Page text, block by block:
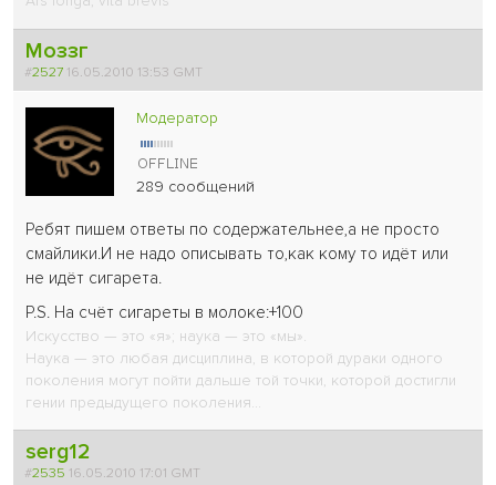
Моззг
#2527 16.05.2010 13:53 GMT
Модератор
289 сообщений
Ребят пишем ответы по содержательнее,а не просто
смайлики.И не надо описывать то,как кому то идёт или
не идёт сигарета.
P.S. На счёт сигареты в молоке:+100
Искусство — это «я»; наука — это «мы».
Наука — это любая дисциплина, в которой дураки одного
поколения могут пойти дальше той точки, которой достигли
гении предыдущего поколения...
serg12
#2535 16.05.2010 17:01 GMT